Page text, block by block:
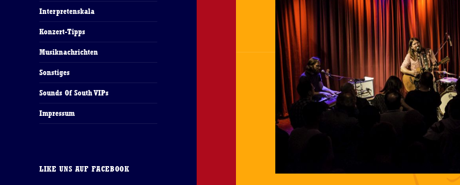
Interpretenskala
Konzert-Tipps
Musiknachrichten
Sonstiges
Sounds Of South VIPs
Impressum
LIKE UNS AUF FACEBOOK